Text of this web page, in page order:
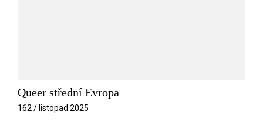
Queer střední Evropa
162 / listopad 2025